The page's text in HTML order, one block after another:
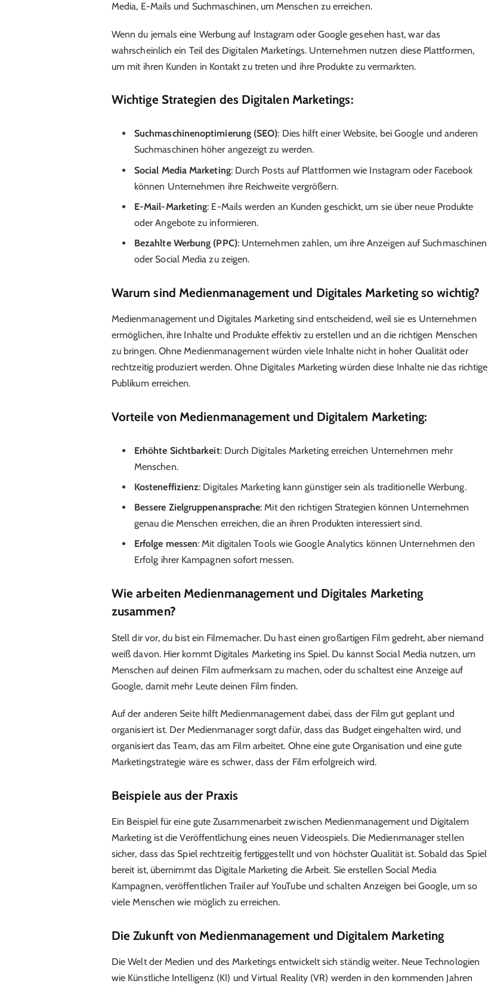
Media, E-Mails und Suchmaschinen, um Menschen zu erreichen.
Wenn du jemals eine Werbung auf Instagram oder Google gesehen hast, war das
wahrscheinlich ein Teil des Digitalen Marketings. Unternehmen nutzen diese Plattformen,
um mit ihren Kunden in Kontakt zu treten und ihre Produkte zu vermarkten.
Wichtige Strategien des Digitalen Marketings:
Suchmaschinenoptimierung (SEO): Dies hilft einer Website, bei Google und anderen
Suchmaschinen höher angezeigt zu werden.
Social Media Marketing: Durch Posts auf Plattformen wie Instagram oder Facebook
können Unternehmen ihre Reichweite vergrößern.
E-Mail-Marketing: E-Mails werden an Kunden geschickt, um sie über neue Produkte
oder Angebote zu informieren.
Bezahlte Werbung (PPC): Unternehmen zahlen, um ihre Anzeigen auf Suchmaschinen
oder Social Media zu zeigen.
Warum sind Medienmanagement und Digitales Marketing so wichtig?
Medienmanagement und Digitales Marketing sind entscheidend, weil sie es Unternehmen
ermöglichen, ihre Inhalte und Produkte effektiv zu erstellen und an die richtigen Menschen
zu bringen. Ohne Medienmanagement würden viele Inhalte nicht in hoher Qualität oder
rechtzeitig produziert werden. Ohne Digitales Marketing würden diese Inhalte nie das richtige
Publikum erreichen.
Vorteile von Medienmanagement und Digitalem Marketing:
Erhöhte Sichtbarkeit: Durch Digitales Marketing erreichen Unternehmen mehr
Menschen.
Kosteneffizienz: Digitales Marketing kann günstiger sein als traditionelle Werbung.
Bessere Zielgruppenansprache: Mit den richtigen Strategien können Unternehmen
genau die Menschen erreichen, die an ihren Produkten interessiert sind.
Erfolge messen: Mit digitalen Tools wie Google Analytics können Unternehmen den
Erfolg ihrer Kampagnen sofort messen.
Wie arbeiten Medienmanagement und Digitales Marketing
zusammen?
Stell dir vor, du bist ein Filmemacher. Du hast einen großartigen Film gedreht, aber niemand
weiß davon. Hier kommt Digitales Marketing ins Spiel. Du kannst Social Media nutzen, um
Menschen auf deinen Film aufmerksam zu machen, oder du schaltest eine Anzeige auf
Google, damit mehr Leute deinen Film finden.
Auf der anderen Seite hilft Medienmanagement dabei, dass der Film gut geplant und
organisiert ist. Der Medienmanager sorgt dafür, dass das Budget eingehalten wird, und
organisiert das Team, das am Film arbeitet. Ohne eine gute Organisation und eine gute
Marketingstrategie wäre es schwer, dass der Film erfolgreich wird.
Beispiele aus der Praxis
Ein Beispiel für eine gute Zusammenarbeit zwischen Medienmanagement und Digitalem
Marketing ist die Veröffentlichung eines neuen Videospiels. Die Medienmanager stellen
sicher, dass das Spiel rechtzeitig fertiggestellt und von höchster Qualität ist. Sobald das Spiel
bereit ist, übernimmt das Digitale Marketing die Arbeit. Sie erstellen Social Media
Kampagnen, veröffentlichen Trailer auf YouTube und schalten Anzeigen bei Google, um so
viele Menschen wie möglich zu erreichen.
Die Zukunft von Medienmanagement und Digitalem Marketing
Die Welt der Medien und des Marketings entwickelt sich ständig weiter. Neue Technologien
wie Künstliche Intelligenz (KI) und Virtual Reality (VR) werden in den kommenden Jahren